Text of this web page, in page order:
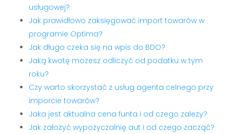
usługowej?
Jak prawidłowo zaksięgować import towarów w
programie Optima?
Jak długo czeka się na wpis do BDO?
Jaką kwotę możesz odliczyć od podatku w tym
roku?
Czy warto skorzystać z usług agenta celnego przy
imporcie towarów?
Jaka jest aktualna cena funta i od czego zależy?
Jak założyć wypożyczalnię aut i od czego zacząć?